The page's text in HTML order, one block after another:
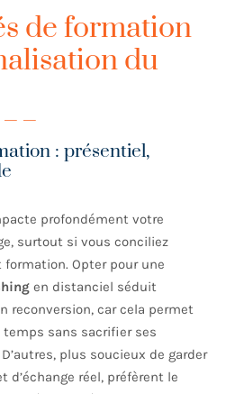
de formation
du
: présentiel,
profondément votre
surtout si vous conciliez
Opter pour une
en distanciel séduit
reconversion, car cela permet
temps sans sacrifier ses
plus soucieux de garder
réel, préfèrent le